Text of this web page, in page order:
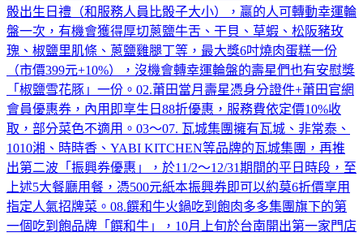
骰出生日禮（和服務人員比骰子大小），贏的人可轉動幸運輪
盤一次，有機會獲得厚切蔥鹽牛舌、干貝、草蝦、松阪豬玫
瑰、椒鹽里肌條、蔥鹽雞腿丁等，最大獎6吋燒肉蛋糕一份
（市價399元+10%），沒機會轉幸運輪盤的壽星們也有安慰獎
「椒鹽雪花豚」一份。02.莆田當月壽星憑身分證件+莆田官網
會員優惠券，內用即享生日88折優惠，服務費依定價10%收
取，部分菜色不適用。03～07. 瓦城集團擁有瓦城、非常泰、
1010湘、時時香、YABI KITCHEN等品牌的瓦城集團，再推
出第二波「振興券優惠」，於11/2～12/31期間的平日時段，至
上述5大餐廳用餐，憑500元紙本振興券即可以約莫6折價享用
指定人氣招牌菜。08.饌和牛火鍋吃到飽肉多多集團旗下的第
一個吃到飽品牌「饌和牛」，10月上旬於台南開出第一家門店